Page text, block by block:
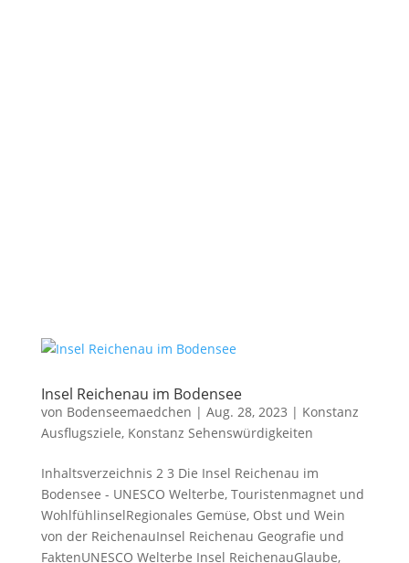
Insel Reichenau im Bodensee
von Bodenseemaedchen | Aug. 28, 2023 | Konstanz
Ausflugsziele, Konstanz Sehenswürdigkeiten
Inhaltsverzeichnis 2 3 Die Insel Reichenau im
Bodensee - UNESCO Welterbe, Touristenmagnet und
WohlfühlinselRegionales Gemüse, Obst und Wein
von der ReichenauInsel Reichenau Geografie und
FaktenUNESCO Welterbe Insel ReichenauGlaube,